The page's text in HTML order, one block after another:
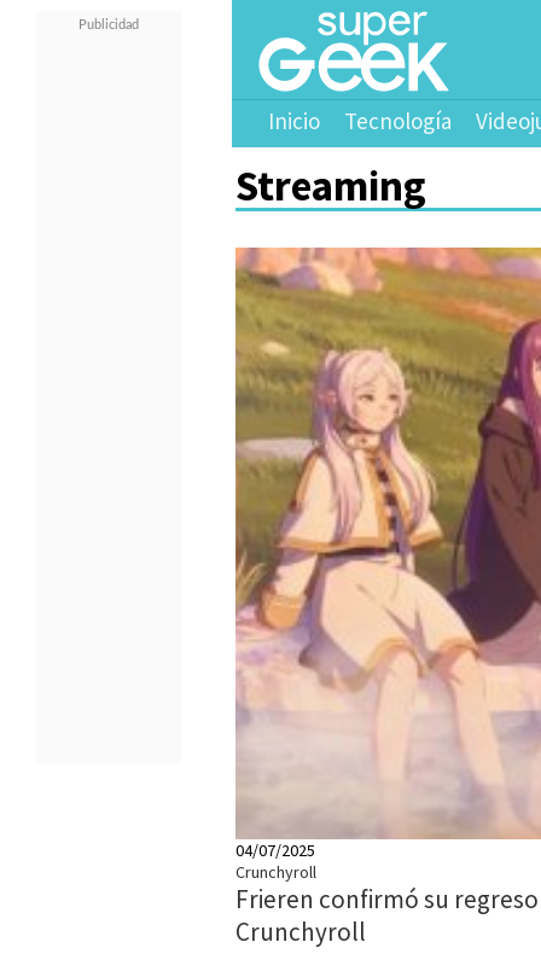
Inicio Tecnología
Streaming
04/07/2025
Crunchyroll
Frieren confirmó su
Crunchyroll